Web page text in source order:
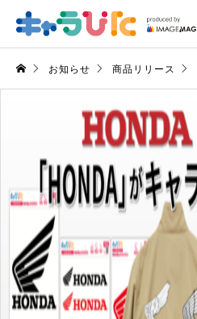
お知らせ 商品リリース